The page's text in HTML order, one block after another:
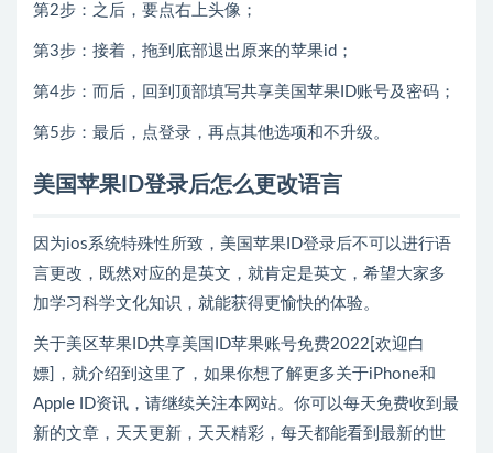
第2步：之后，要点右上头像；
第3步：接着，拖到底部退出原来的苹果id；
第4步：而后，回到顶部填写共享美国苹果ID账号及密码；
第5步：最后，点登录，再点其他选项和不升级。
美国苹果ID登录后怎么更改语言
因为ios系统特殊性所致，美国苹果ID登录后不可以进行语
言更改，既然对应的是英文，就肯定是英文，希望大家多
加学习科学文化知识，就能获得更愉快的体验。
关于美区苹果ID共享美国ID苹果账号免费2022[欢迎白
嫖]，就介绍到这里了，如果你想了解更多关于iPhone和
Apple ID资讯，请继续关注本网站。你可以每天免费收到最
新的文章，天天更新，天天精彩，每天都能看到最新的世